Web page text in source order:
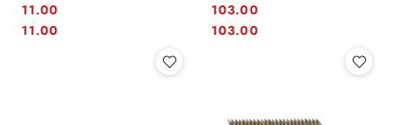
Cena:
11.00
Cena:
11.00 Cena:
103.00
Cena:
103.00